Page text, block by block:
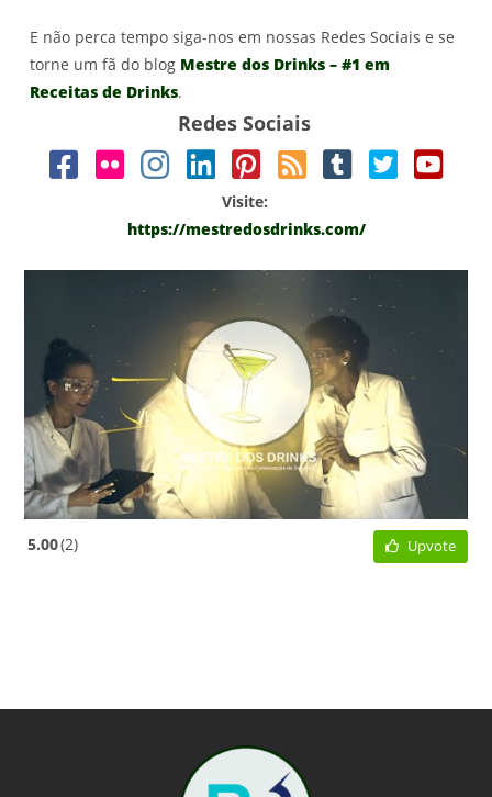
E não perca tempo siga-nos em nossas Redes Sociais e se
torne um fã do blog Mestre dos Drinks – #1 em
Receitas de Drinks.
Redes Sociais
Visite:
https://mestredosdrinks.com/
5.00 2 Upvote